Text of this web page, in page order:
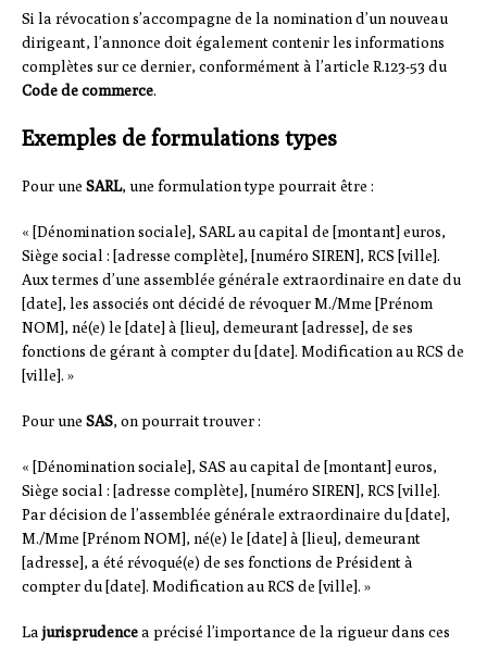
Si la révocation s’accompagne de la nomination d’un nouveau
dirigeant, l’annonce doit également contenir les informations
complètes sur ce dernier, conformément à l’article R.123-53 du
Code de commerce.
Exemples de formulations types
Pour une SARL, une formulation type pourrait être :
« [Dénomination sociale], SARL au capital de [montant] euros,
Siège social : [adresse complète], [numéro SIREN], RCS [ville].
Aux termes d’une assemblée générale extraordinaire en date du
[date], les associés ont décidé de révoquer M./Mme [Prénom
NOM], né(e) le [date] à [lieu], demeurant [adresse], de ses
fonctions de gérant à compter du [date]. Modification au RCS de
[ville]. »
Pour une SAS, on pourrait trouver :
« [Dénomination sociale], SAS au capital de [montant] euros,
Siège social : [adresse complète], [numéro SIREN], RCS [ville].
Par décision de l’assemblée générale extraordinaire du [date],
M./Mme [Prénom NOM], né(e) le [date] à [lieu], demeurant
[adresse], a été révoqué(e) de ses fonctions de Président à
compter du [date]. Modification au RCS de [ville]. »
La jurisprudencea précisé l’importance de la rigueur dans ces